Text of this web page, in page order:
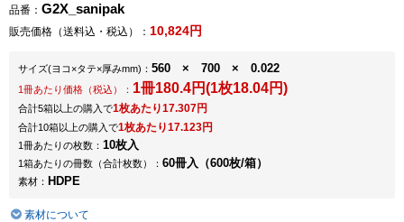
品番： G2X_sanipak
販売価格（送料込・税込）： 10,824円
サイズ(ヨコ×タテ×厚みmm) ： 560 × 700 × 0.022
1冊あたり価格（税込）： 1冊180.4円(1枚18.04円)
合計5箱以上の購入で1枚あたり17.307円
合計10箱以上の購入で1枚あたり17.123円
1冊あたりの枚数： 10枚入
1箱あたりの冊数（合計枚数）： 60冊入（600枚/箱）
素材： HDPE
素材について